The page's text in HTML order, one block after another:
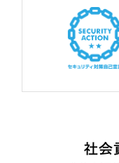
社会